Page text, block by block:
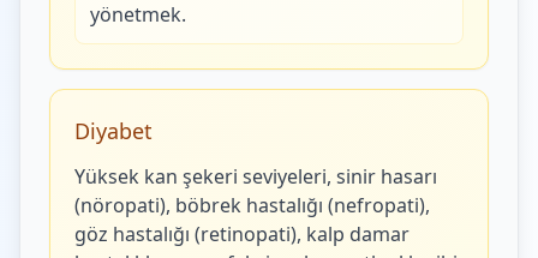
yönetmek.
Diyabet
Yüksek kan şekeri seviyeleri, sinir hasarı
(nöropati), böbrek hastalığı (nefropati),
göz hastalığı (retinopati), kalp damar